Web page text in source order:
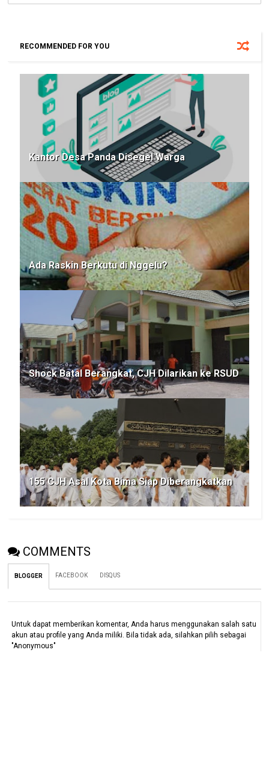
RECOMMENDED FOR YOU
Kantor Desa Panda Disegel Warga
Ada Raskin Berkutu di Nggelu?
Shock Batal Berangkat, CJH Dilarikan ke RSUD
155 CJH Asal Kota Bima Siap Diberangkatkan
COMMENTS
BLOGGER FACEBOOK DISQUS
Untuk dapat memberikan komentar, Anda harus menggunakan salah satu
akun atau profile yang Anda miliki. Bila tidak ada, silahkan pilih sebagai
"Anonymous"